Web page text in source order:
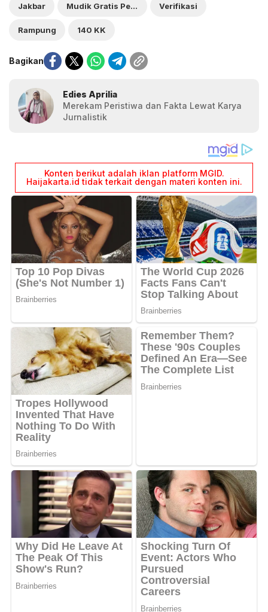
Jakbar Mudik Gratis Pemprov Verifikasi
Rampung 140 KK
Bagikan
Edies Aprilia
Merekam Peristiwa dan Fakta Lewat Karya
Jurnalistik